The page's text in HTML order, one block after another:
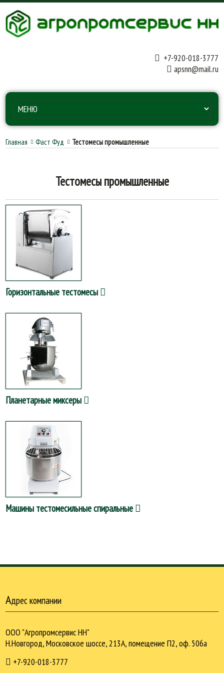
+7-920-018-3777
apsnn@mail.ru
Главная Фаст Фуд Тестомесы промышленные
Тестомесы промышленные
Горизонтальные тестомесы
Планетарные миксеры
Машины тестомесильные спиральные
Адрес компании
ООО "Агропромсервис НН"
Н.Новгород, Московское шоссе, 213А, помещение П2, оф. 506а
+7-920-018-3777